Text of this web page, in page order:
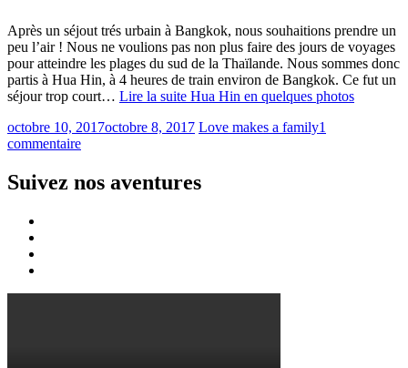
Après un séjout trés urbain à Bangkok, nous souhaitions prendre un
peu l’air ! Nous ne voulions pas non plus faire des jours de voyages
pour atteindre les plages du sud de la Thaïlande. Nous sommes donc
partis à Hua Hin, à 4 heures de train environ de Bangkok. Ce fut un
séjour trop court… Lire la suite Hua Hin en quelques photos
octobre 10, 2017octobre 8, 2017 Love makes a family1
commentaire
Suivez nos aventures